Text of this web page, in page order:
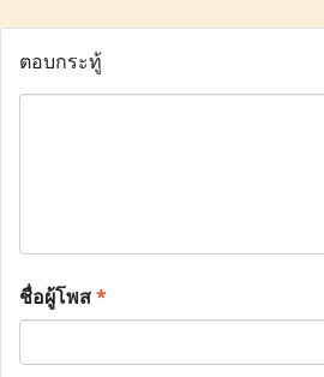
ตอบกระทู้
ชื่อผู้โพส*